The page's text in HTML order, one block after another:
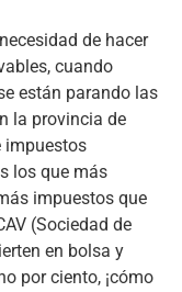
de hacer
cuando
están parando las
la provincia de
impuestos
los que más
impuestos que
(Sociedad de
en bolsa y
por ciento, ¡cómo